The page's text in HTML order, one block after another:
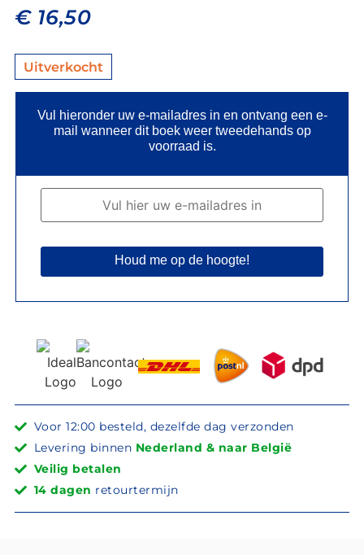
€16,50
Uitverkocht
Vul hieronder uw e-mailadres in en ontvang een e-
mail wanneer dit boek weer tweedehands op
voorraad is.
Houd me op de hoogte!
Voor 12:00 besteld, dezelfde dag verzonden
Levering binnen Nederland & naar België
Veilig betalen
14 dagen retourtermijn